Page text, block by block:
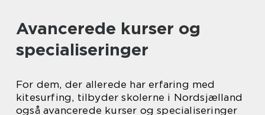
Avancerede kurser og
specialiseringer
For dem, der allerede har erfaring med
kitesurfing, tilbyder skolerne i Nordsjælland
også avancerede kurser og specialiseringer